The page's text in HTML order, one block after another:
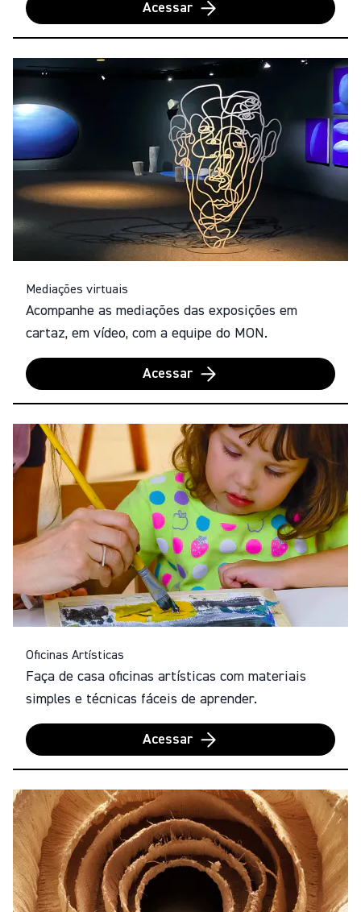
Acessar
Mediações virtuais
Acompanhe as mediações das exposições em
cartaz, em vídeo, com a equipe do MON.
Acessar
Oficinas Artísticas
Faça de casa oficinas artísticas com materiais
simples e técnicas fáceis de aprender.
Acessar